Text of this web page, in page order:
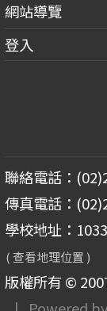
網站導覽
登入
聯絡電話：
傳真電話：
學校地址：
( 查看地理位置 )
版權所有 ©